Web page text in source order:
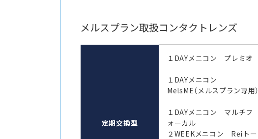
メルスプラン取扱コンタクトレンズ
定期交換型
１DAYメニコン プレミオ
１DAYメニコン
MelsME（メルスプラン専用）
１DAYメニコン マルチフ
ォーカル
２WEEKメニコン Reiトー